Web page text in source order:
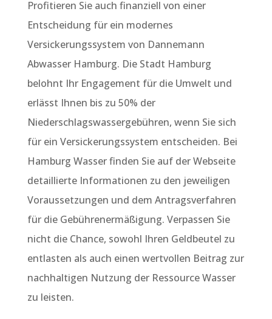
Profitieren Sie auch finanziell von einer
Entscheidung für ein modernes
Versickerungssystem von Dannemann
Abwasser Hamburg. Die Stadt Hamburg
belohnt Ihr Engagement für die Umwelt und
erlässt Ihnen bis zu 50% der
Niederschlagswassergebühren, wenn Sie sich
für ein Versickerungssystem entscheiden. Bei
Hamburg Wasser finden Sie auf der Webseite
detaillierte Informationen zu den jeweiligen
Voraussetzungen und dem Antragsverfahren
für die Gebührenermäßigung. Verpassen Sie
nicht die Chance, sowohl Ihren Geldbeutel zu
entlasten als auch einen wertvollen Beitrag zur
nachhaltigen Nutzung der Ressource Wasser
zu leisten.